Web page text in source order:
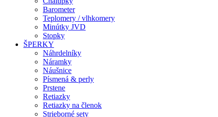
Barometer
Teplomery / vlhkomery
Minútky JVD
Stopky
ŠPERKY
Náhrdelníky
Náramky
Náušnice
Písmená & perly
Prstene
Retiazky
Retiazky na členok
Strieborné sety